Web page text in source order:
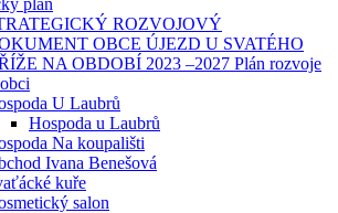
plán
ROZVOJOVÝ
OBCE ÚJEZD U SVATÉHO
NA OBDOBÍ 2023 –2027 Plán rozvoje
U Laubrů
Hospoda u Laubrů
Na koupališti
Ivana Benešová
kuře
salon